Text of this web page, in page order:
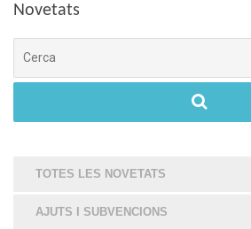
Novetats
TOTES LES NOVETATS
AJUTS I SUBVENCIONS